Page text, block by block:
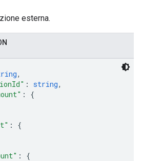
esterna.
,
: string,
: {
: {
: {